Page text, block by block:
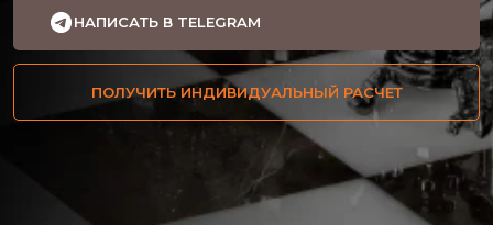
НАПИСАТЬ В TELEGRAM
ПОЛУЧИТЬ ИНДИВИДУАЛЬНЫЙ РАСЧЕТ